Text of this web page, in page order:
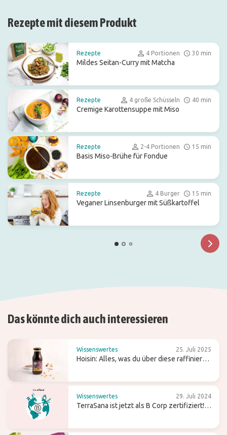
Rezepte mit diesem Produkt
Rezepte 4 Portionen 30 min
Mildes Seitan-Curry mit Matcha
Rezepte 4 große Schüsseln 40 min
Cremige Karottensuppe mit Miso
Rezepte 2-4 Portionen 15 min
Basis Miso-Brühe für Fondue
Rezepte 4 Burger 15 min
Veganer Linsenburger mit Süßkartoffel
Das könnte dich auch interessieren
Wissenswertes 25. Juli 2025
Hoisin: Alles, was du über diese raffiniert
Wissenswertes 29. Juli 2024
TerraSana ist jetzt als B Corp zertifiziert!